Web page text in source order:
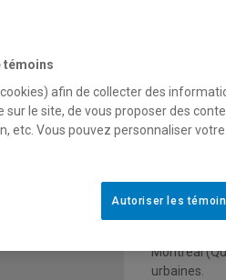
9
Le
espace
Brest.
Breton,
nouvel
Montréal
urbaines.
témoins
afin de collecter des
le site, de vous proposer des
etc. Vous pouvez personnaliser
Autoriser les